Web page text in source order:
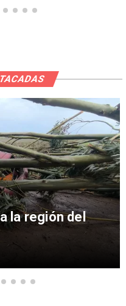
la región del